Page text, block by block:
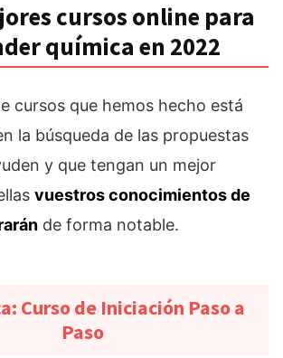
cursos online para
química en 2022
cursos que hemos hecho está
la búsqueda de las propuestas
y que tengan un mejor
vuestros conocimientos de
de forma notable.
Curso de Iniciación Paso a
Paso